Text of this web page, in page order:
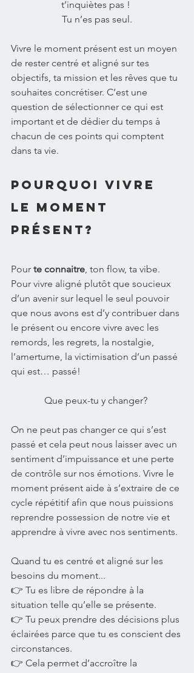
t’inquiètes pas !
Tu n’es pas seul.
Vivre le moment présent est un moyen
de rester centré et aligné sur tes
objectifs, ta mission et les rêves que tu
souhaites concrétiser. C’est une
question de sélectionner ce qui est
important et de dédier du temps à
chacun de ces points qui comptent
dans ta vie.
Pourquoi vivre
le moment
présent?
Pour te connaitre, ton flow, ta vibe.
Pour vivre aligné plutôt que soucieux
d’un avenir sur lequel le seul pouvoir
que nous avons est d’y contribuer dans
le présent ou encore vivre avec les
remords, les regrets, la nostalgie,
l’amertume, la victimisation d’un passé
qui est… passé!
Que peux-tu y changer?
On ne peut pas changer ce qui s’est
passé et cela peut nous laisser avec un
sentiment d’impuissance et une perte
de contrôle sur nos émotions. Vivre le
moment présent aide à s’extraire de ce
cycle répétitif afin que nous puissions
reprendre possession de notre vie et
apprendre à vivre avec nos sentiments.
Quand tu es centré et aligné sur les
besoins du moment...
👉 Tu es libre de répondre à la
situation telle qu’elle se présente.
👉 Tu peux prendre des décisions plus
éclairées parce que tu es conscient des
circonstances.
👉 Cela permet d’accroître la